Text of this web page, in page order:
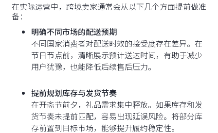
在实际运营中，跨境卖家通常会从以下几个方面提前做准
备：
明确不同市场的配送预期
不同国家消费者对配送时效的接受度存在差异。在
节日节点前，清晰展示预计送达时间，有助于减少
用户犹豫，也能降低后续售后压力。
提前规划库存与发货节奏
在开斋节前夕，礼品需求集中释放。如果库存和发
货节奏未提前匹配，容易出现延误风险。将部分库
存前置到目标市场，能够提升履约稳定性。